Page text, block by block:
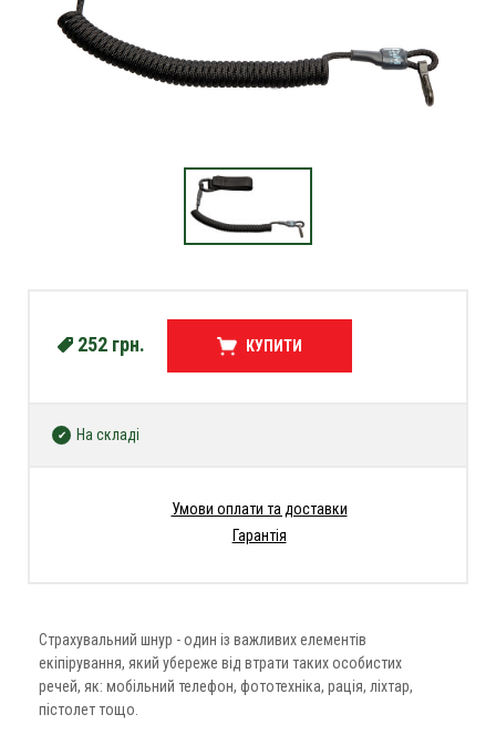
Страхувальний шнур - один із важливих елементів
екіпірування, який убереже від втрати таких особистих
речей, як: мобільний телефон, фототехніка, рація, ліхтар,
пістолет тощо.
252 грн. КУПИТИ
На складі
Умови оплати та доставки
Гарантія